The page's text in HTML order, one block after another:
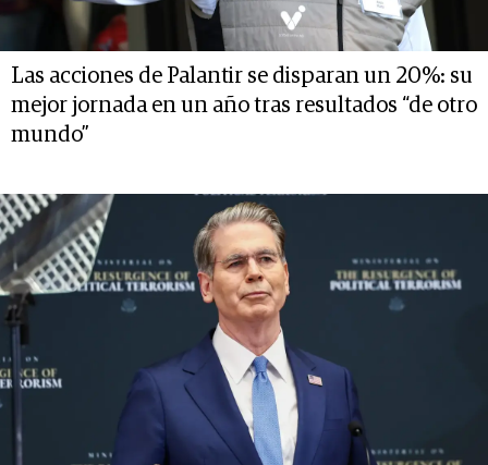
Las acciones de Palantir se disparan un 20%: su
mejor jornada en un año tras resultados “de otro
mundo”